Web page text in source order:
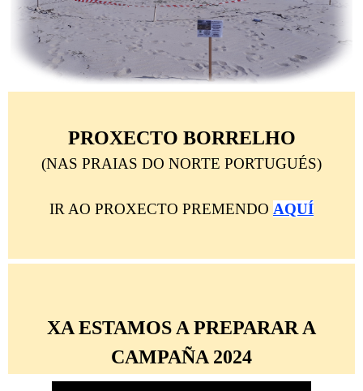
PROXECTO BORRELHO
(NAS PRAIAS DO NORTE PORTUGUÉS)
IR AO PROXECTO PREMENDO AQUÍ
XA ESTAMOS A PREPARAR A
CAMPAÑA 2024